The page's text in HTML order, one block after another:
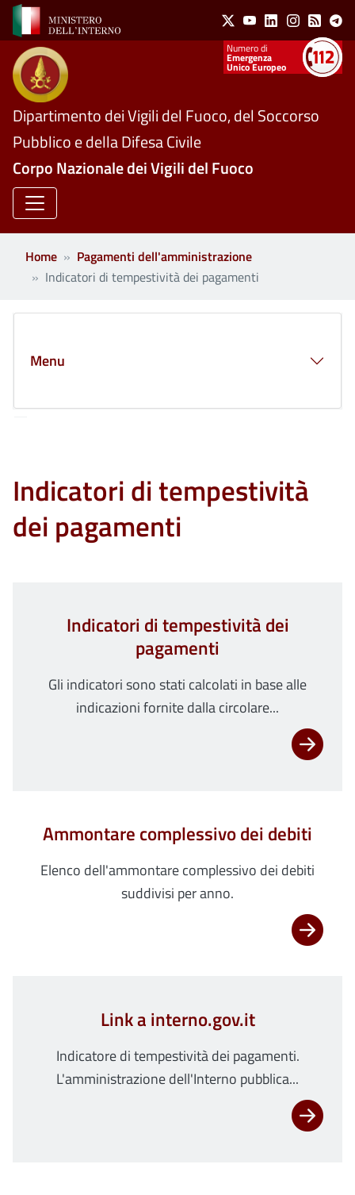
Salta al contenuto principale Social Menu
X YoutubeLinkedinInstagram
Feed
Numeri utili
Emergenza
Unico Europeo
Dipartimento dei Vigili del Fuoco, del Soccorso
Pubblico e della Difesa Civile
Corpo Nazionale dei Vigili del Fuoco
Home
Pagamenti dell'amministrazione
Indicatori di tempestività dei pagamenti
Indicatori di tempestività
dei pagamenti
Indicatori di tempestività dei
pagamenti
Gli indicatori sono stati calcolati in base alle
indicazioni fornite dalla circolare...
Ammontare complessivo dei debiti
Elenco dell'ammontare complessivo dei debiti
suddivisi per anno.
Link a interno.gov.it
Indicatore di tempestività dei pagamenti.
L'amministrazione dell'Interno pubblica...
Menu